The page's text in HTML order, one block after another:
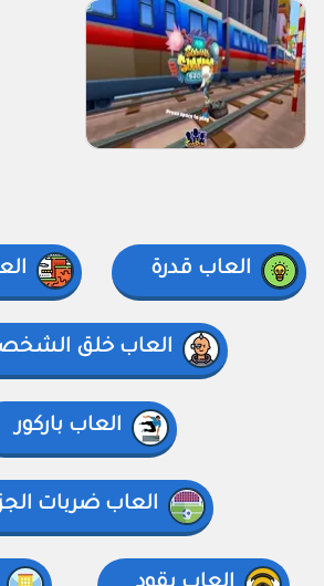
العاب قدرة
العاب خلق
العاب باركور
العاب ضربات